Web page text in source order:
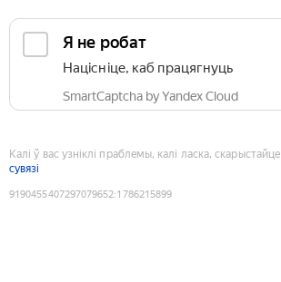
Я не робат
Націсніце, каб працягнуць
SmartCaptcha by Yandex Cloud
Калі ў вас узніклі праблемы, калі ласка, скарыстайце
сувязі
9190455407297079652:1786215899